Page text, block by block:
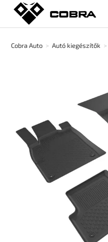
Cobra Auto > Autó kiegészítők >